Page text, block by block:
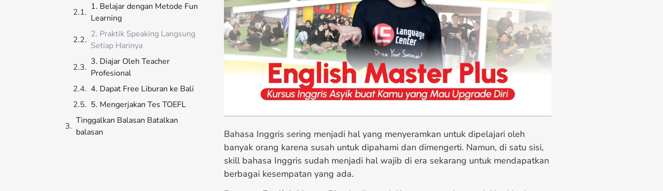
1. Belajar dengan Metode Fun
Learning
2. Praktik Speaking Langsung
Setiap Harinya
3. Diajar Oleh Teacher
Profesional
4. Dapat Free Liburan ke Bali
5. Mengerjakan Tes TOEFL
Tinggalkan Balasan Batalkan
balasan
Bahasa Inggris sering menjadi hal yang menyeramkan untuk dipelajari oleh
banyak orang karena susah untuk dipahami dan dimengerti. Namun, di satu sisi,
skill bahasa Inggris sudah menjadi hal wajib di era sekarang untuk mendapatkan
berbagai kesempatan yang ada.